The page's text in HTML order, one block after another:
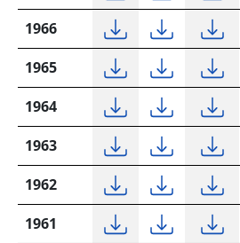
1966
1965
1964
1963
1962
1961